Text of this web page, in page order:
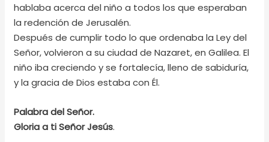
hablaba acerca del niño a todos los que esperaban
la redención de Jerusalén.
Después de cumplir todo lo que ordenaba la Ley del
Señor, volvieron a su ciudad de Nazaret, en Galilea. El
niño iba creciendo y se fortalecía, lleno de sabiduría,
y la gracia de Dios estaba con Él.
Palabra del Señor.
Gloria a ti Señor Jesús.